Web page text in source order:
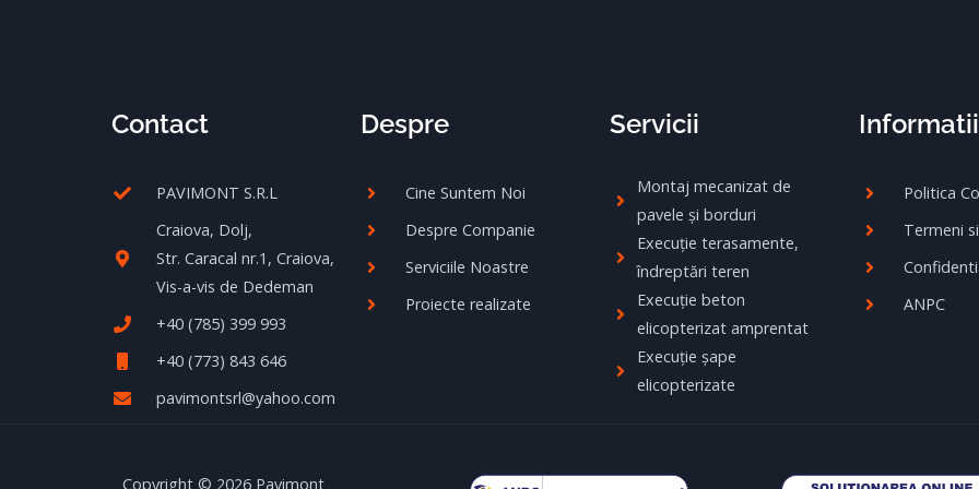
Contact
PAVIMONT S.R.L
Craiova, Dolj,
Str. Caracal nr.1, Craiova,
Vis-a-vis de Dedeman
+40 (785) 399 993
+40 (773) 843 646
pavimontsrl@yahoo.com
Despre
Cine Suntem Noi
Despre Companie
Serviciile Noastre
Proiecte realizate
Servicii
Montaj mecanizat de
pavele și borduri
Execuție terasamente,
îndreptări teren
Execuție beton
elicopterizat amprentat
Execuție șape
elicopterizate
Informatii
Politica
Termeni
ANPC
Copyright © 2026 Pavimont